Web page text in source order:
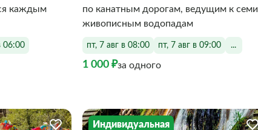
каждым
06:00
по канатным дорогам, ведущим к семи
живописным водопадам
пт, 7 авг в 08:00 пт, 7 авг в 09:00 ...
1 000 ₽за одного
Индивидуальная